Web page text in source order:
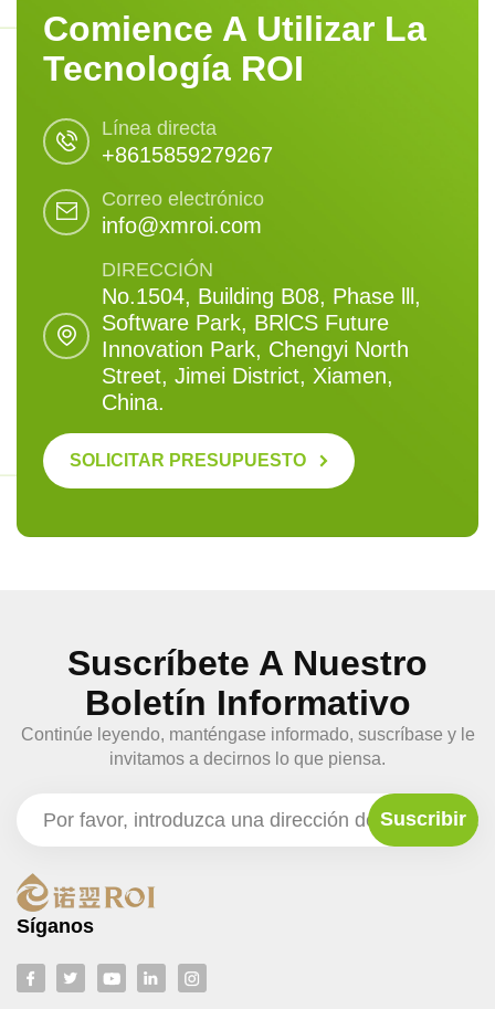
Comience A Utilizar La
Tecnología ROI
Línea directa
+8615859279267
Correo electrónico
info@xmroi.com
DIRECCIÓN
No.1504, Building B08, Phase lll,
Software Park, BRlCS Future
Innovation Park, Chengyi North
Street, Jimei District, Xiamen,
China.
SOLICITAR PRESUPUESTO
Suscríbete A Nuestro
Boletín Informativo
Continúe leyendo, manténgase informado, suscríbase y le
invitamos a decirnos lo que piensa.
Síganos